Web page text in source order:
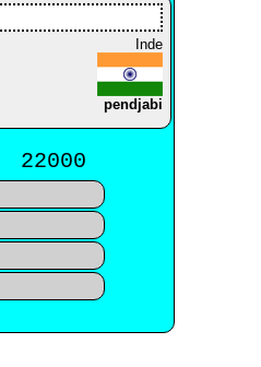
Inde
pendjabi
22000